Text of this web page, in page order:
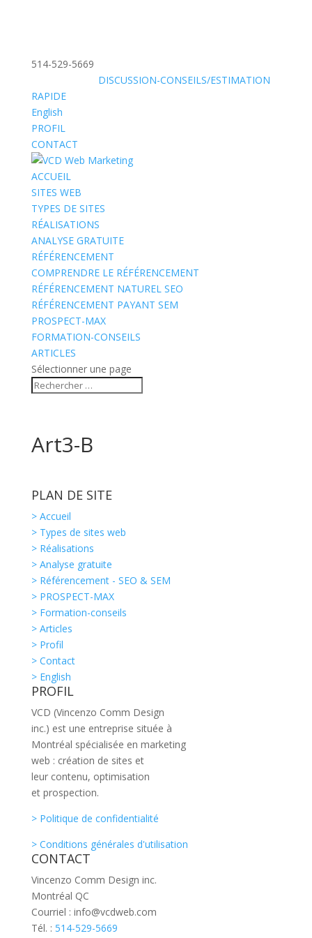
514-529-5669
DISCUSSION-CONSEILS/ESTIMATION
RAPIDE
English
PROFIL
CONTACT
ACCUEIL
SITES WEB
TYPES DE SITES
RÉALISATIONS
ANALYSE GRATUITE
RÉFÉRENCEMENT
COMPRENDRE LE RÉFÉRENCEMENT
RÉFÉRENCEMENT NATUREL SEO
RÉFÉRENCEMENT PAYANT SEM
PROSPECT-MAX
FORMATION-CONSEILS
ARTICLES
Sélectionner une page
Art3-B
PLAN DE SITE
> Accueil
> Types de sites web
> Réalisations
> Analyse gratuite
> Référencement - SEO & SEM
> PROSPECT-MAX
> Formation-conseils
> Articles
> Profil
> Contact
> English
PROFIL
VCD (Vincenzo Comm Design
inc.) est une entreprise située à
Montréal spécialisée en marketing
web : création de sites et
leur contenu, optimisation
et prospection.
> Politique de confidentialité
> Conditions générales d'utilisation
CONTACT
Vincenzo Comm Design inc.
Montréal QC
Courriel : info@vcdweb.com
Tél. : 514-529-5669